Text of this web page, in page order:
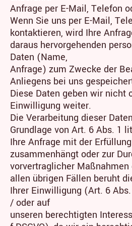
Anfrage per E-Mail, Telefon
Wenn Sie uns per E-Mail,
kontaktieren, wird Ihre
daraus hervorgehenden
Daten (Name,
Anfrage) zum Zwecke der
Anliegens bei uns
Diese Daten geben wir nicht
Einwilligung weiter.
Die Verarbeitung dieser
Grundlage von Art. 6 Abs. 1
Ihre Anfrage mit der
zusammenhängt oder zur
vorvertraglicher
allen übrigen Fällen beruht
Ihrer Einwilligung (Art. 6
/ oder auf
unseren berechtigten